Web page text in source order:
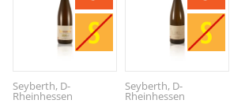
Seyberth, D-
Rheinhessen
Seyberth, D-
Rheinhessen